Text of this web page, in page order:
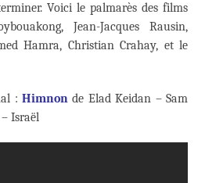
Voici le palmarès des films
Jean-Jacques Rausin,
Hamra, Christian Crahay, et le
: Himnon de Elad Keidan – Sam
Israël